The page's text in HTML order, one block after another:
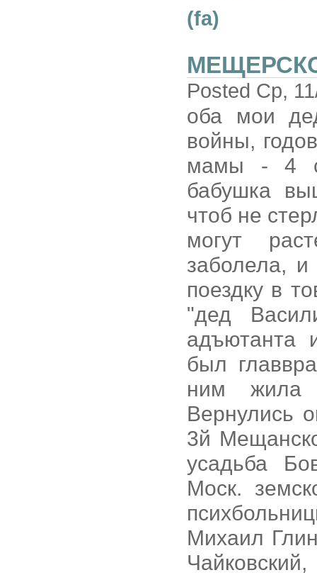
(fa)
Posted Ср,
оба мои
войны,
мамы - 4
бабушка
чтоб не
могут
заболела,
поездку в
"дед
адъютанта
был
ним жила
Вернулись
3й
усадьба
Моск.
Михаил